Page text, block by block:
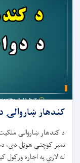
کندهار ښاروالۍ
نمبر کوچنی هوټل دی،
له لاري په اجاره ورکول